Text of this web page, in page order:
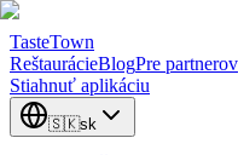
TasteTown
ReštaurácieBlogPre partnerov
Stiahnuť aplikáciu
🇸🇰sk